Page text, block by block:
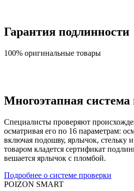
Гарантия подлинности
100% оригинальные товары
Многоэтапная
Специалисты проверяют
осматривая его по 16 параметрам:
включая подошву, ярлычок, стельку
товаром кладется сертификат
вешается ярлычок с пломбой.
Подробнее о системе проверки
POIZON SMART